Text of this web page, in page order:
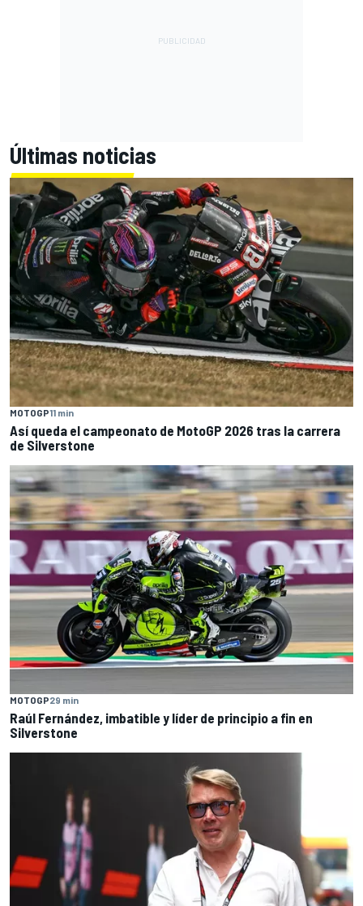
Últimas noticias
MOTOGP11 min
Así queda el campeonato de MotoGP 2026 tras la carrera
de Silverstone
MOTOGP29 min
Raúl Fernández, imbatible y líder de principio a fin en
Silverstone